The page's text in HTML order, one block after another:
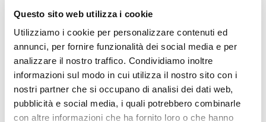
Questo sito web utilizza i cookie
Utilizziamo i cookie per personalizzare contenuti ed
annunci, per fornire funzionalità dei social media e per
analizzare il nostro traffico. Condividiamo inoltre
informazioni sul modo in cui utilizza il nostro sito con i
nostri partner che si occupano di analisi dei dati web,
pubblicità e social media, i quali potrebbero combinarle
con altre informazioni che ha fornito loro o che hanno
che, con le parole, formula le frasi. È
pertanto vera l'intuizione agostiniana
secondo la quale è l'intenzione, la nostra
intenzione, che, attraverso non le parole ma
solo i concetti, mente e induce a mentire
noi che «non siamo schiavi delle parole
perché siamo padroni dei testi».